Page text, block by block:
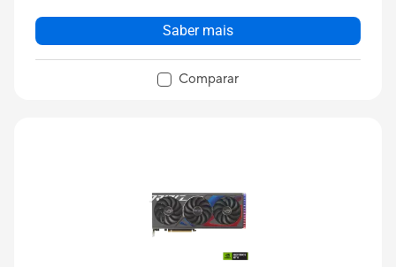
Saber mais
Comparar